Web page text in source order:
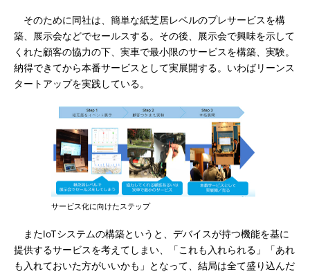
そのために同社は、簡単な紙芝居レベルのプレサービスを構
築、展示会などでセールスする。その後、展示会で興味を示して
くれた顧客の協力の下、実車で最小限のサービスを構築、実験。
納得できてから本番サービスとして実展開する。いわばリーンス
タートアップを実践している。
サービス化に向けたステップ
またIoTシステムの構築というと、デバイスが持つ機能を基に
提供するサービスを考えてしまい、「これも入れられる」「あれ
も入れておいた方がいいかも」となって、結局は全て盛り込んだ